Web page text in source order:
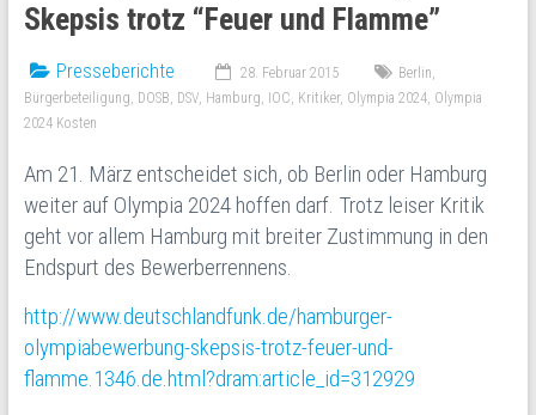
Skepsis trotz “Feuer und Flamme”
Presseberichte 28. Februar 2015 Berlin,
Bürgerbeteiligung, DOSB, DSV, Hamburg, IOC, Kritiker, Olympia 2024, Olympia
2024 Kosten
Am 21. März entscheidet sich, ob Berlin oder Hamburg
weiter auf Olympia 2024 hoffen darf. Trotz leiser Kritik
geht vor allem Hamburg mit breiter Zustimmung in den
Endspurt des Bewerberrennens.
http://www.deutschlandfunk.de/hamburger-
olympiabewerbung-skepsis-trotz-feuer-und-
flamme.1346.de.html?dram:article_id=312929